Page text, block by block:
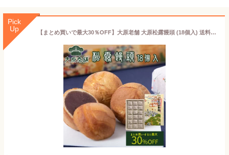
Pick
Up
【まとめ買いで最大30％OFF】大原老舗 大原松露饅頭 (18個入) 送料無料 1箱18個入り こしあん カステラ生地 手焼き 唐津 佐賀 贈答品 お土産 焼きまんじゅう お饅頭 まんじゅう (北海道・沖縄別途送料) (まとめ買いの場合熨斗不可)